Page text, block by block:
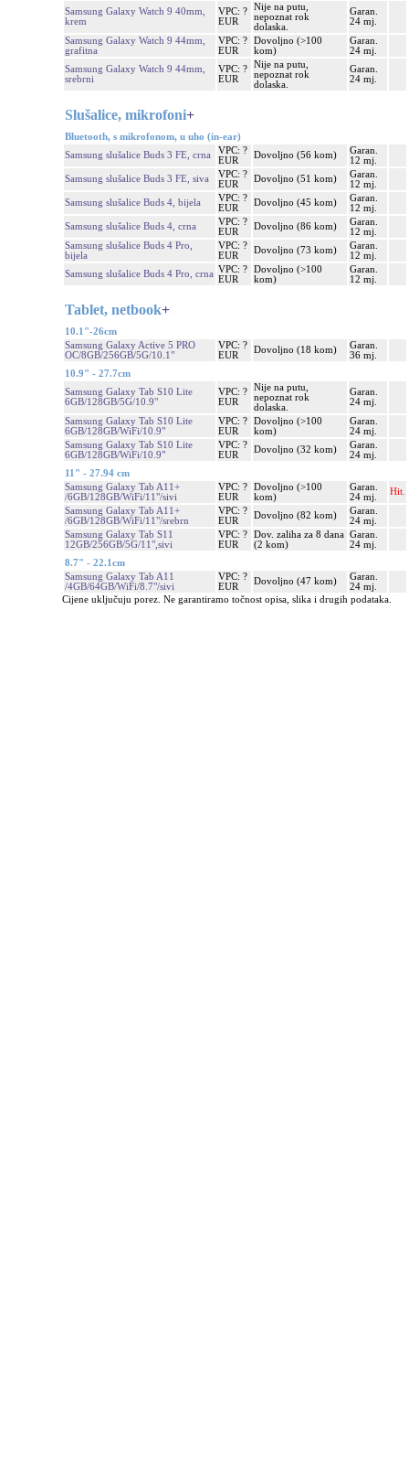
Samsung Galaxy Watch 9 40mm,
krem
VPC: ?
EUR
Nije na putu,
nepoznat rok
dolaska.
Garan.
24 mj.
Samsung Galaxy Watch 9 44mm,
grafitna
VPC: ?
EUR
Dovoljno (>100
kom)
Garan.
24 mj.
Samsung Galaxy Watch 9 44mm,
srebrni
VPC: ?
EUR
Nije na putu,
nepoznat rok
dolaska.
Garan.
24 mj.
Slušalice, mikrofoni+
Bluetooth, s mikrofonom, u uho (in-ear)
Samsung slušalice Buds 3 FE, crna
VPC: ?
EUR
Dovoljno (56 kom)
Garan.
12 mj.
Samsung slušalice Buds 3 FE, siva
VPC: ?
EUR
Dovoljno (51 kom)
Garan.
12 mj.
Samsung slušalice Buds 4, bijela
VPC: ?
EUR
Dovoljno (45 kom)
Garan.
12 mj.
Samsung slušalice Buds 4, crna
VPC: ?
EUR
Dovoljno (86 kom)
Garan.
12 mj.
Samsung slušalice Buds 4 Pro,
bijela
VPC: ?
EUR
Dovoljno (73 kom)
Garan.
12 mj.
Samsung slušalice Buds 4 Pro, crna VPC: ?
EUR
Dovoljno (>100
kom)
Garan.
12 mj.
Tablet, netbook+
10.1"-26cm
Samsung Galaxy Active 5 PRO
OC/8GB/256GB/5G/10.1"
VPC: ?
EUR
Dovoljno (18 kom)
Garan.
36 mj.
10.9" - 27.7cm
Samsung Galaxy Tab S10 Lite
6GB/128GB/5G/10.9"
VPC: ?
EUR
Nije na putu,
nepoznat rok
dolaska.
Garan.
24 mj.
Samsung Galaxy Tab S10 Lite
6GB/128GB/WiFi/10.9"
VPC: ?
EUR
Dovoljno (>100
kom)
Garan.
24 mj.
Samsung Galaxy Tab S10 Lite
6GB/128GB/WiFi/10.9"
VPC: ?
EUR
Dovoljno (32 kom)
Garan.
24 mj.
11" - 27.94 cm
Samsung Galaxy Tab A11+
/6GB/128GB/WiFi/11"/sivi
VPC: ?
EUR
Dovoljno (>100
kom)
Garan.
24 mj.
Hit.
Samsung Galaxy Tab A11+
/6GB/128GB/WiFi/11"/srebrn
VPC: ?
EUR
Dovoljno (82 kom)
Garan.
24 mj.
Samsung Galaxy Tab S11
12GB/256GB/5G/11",sivi
VPC: ?
EUR
Dov. zaliha za 8 dana
(2 kom)
Garan.
24 mj.
8.7" - 22.1cm
Samsung Galaxy Tab A11
/4GB/64GB/WiFi/8.7"/sivi
VPC: ?
EUR
Dovoljno (47 kom)
Garan.
24 mj.
Cijene uključuju porez. Ne garantiramo točnost opisa, slika i drugih podataka.